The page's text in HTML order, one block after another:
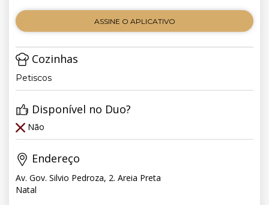
ASSINE O APLICATIVO
Cozinhas
Petiscos
Disponível no Duo?
Não
Endereço
Av. Gov. Silvio Pedroza, 2. Areia Preta
Natal